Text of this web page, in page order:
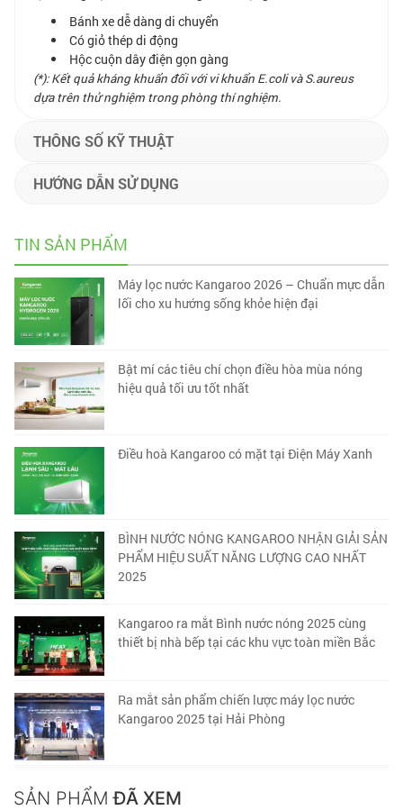
Bánh xe dễ dàng di chuyển
Có giỏ thép di động
Hộc cuộn dây điện gọn gàng
(*): Kết quả kháng khuẩn đối với vi khuẩn E.coli và S.aureus
dựa trên thử nghiệm trong phòng thí nghiệm.
THÔNG SỐ KỸ THUẬT
HƯỚNG DẪN SỬ DỤNG
TIN SẢN PHẨM
Máy lọc nước Kangaroo 2026 – Chuẩn mực dẫn
lối cho xu hướng sống khỏe hiện đại
Bật mí các tiêu chí chọn điều hòa mùa nóng
hiệu quả tối ưu tốt nhất
Điều hoà Kangaroo có mặt tại Điện Máy Xanh
BÌNH NƯỚC NÓNG KANGAROO NHẬN GIẢI SẢN
PHẨM HIỆU SUẤT NĂNG LƯỢNG CAO NHẤT
2025
Kangaroo ra mắt Bình nước nóng 2025 cùng
thiết bị nhà bếp tại các khu vực toàn miền Bắc
Ra mắt sản phẩm chiến lược máy lọc nước
Kangaroo 2025 tại Hải Phòng
SẢN PHẨM ĐÃ XEM